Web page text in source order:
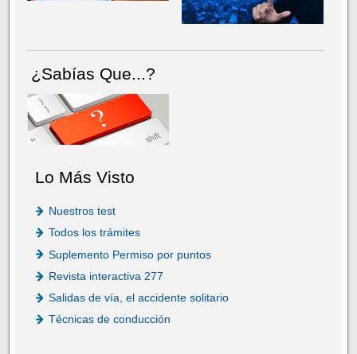
¿Sabías Que...?
Lo Más Visto
Nuestros test
Todos los trámites
Suplemento Permiso por puntos
Revista interactiva 277
Salidas de vía, el accidente solitario
Técnicas de conducción